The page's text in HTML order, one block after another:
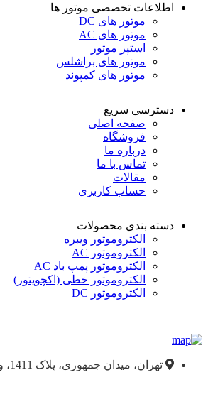
اطلاعات تخصصی موتور ها
موتور های DC
موتور های AC
استپر موتور
موتور های براشلس
موتور های کمپوند
دسترسی سریع
صفحه اصلی
فروشگاه
درباره ما
تماس با ما
مقالات
حساب کاربری
دسته بندی محصولات
الکتروموتور ویبره
الکتروموتور AC
الکتروموتور پمپ باد AC
الکتروموتور خطی (اکچویتور)
الکتروموتور DC
تهران، میدان جمهوری، پلاک 1411، واحد 1